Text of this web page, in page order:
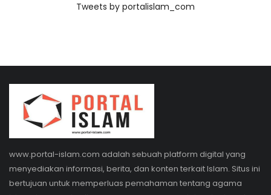
Tweets by portalislam_com
www.portal-islam.com adalah sebuah platform digital yang
menyediakan informasi, berita, dan konten terkait Islam. Situs ini
bertujuan untuk memperluas pemahaman tentang agama